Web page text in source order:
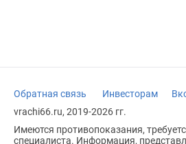
Обратная связь Инвесторам
vrachi66.ru, 2019-2026 гг.
Имеются противопоказания,
специалиста. Информация,